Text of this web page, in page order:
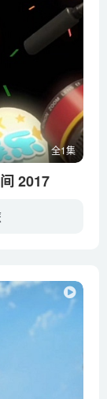
全1集
2017